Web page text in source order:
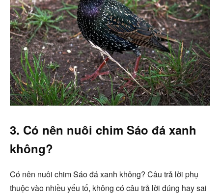
3. Có nên nuôi chim Sáo đá xanh
không?
Có nên nuôi chim Sáo đá xanh không? Câu trả lời phụ
thuộc vào nhiều yếu tố, không có câu trả lời đúng hay sai